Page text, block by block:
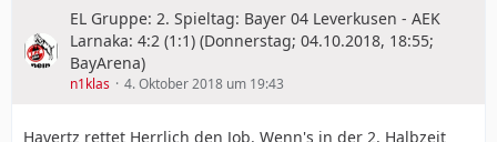
EL Gruppe: 2. Spieltag: Bayer 04 Leverkusen - AEK
Larnaka: 4:2 (1:1) (Donnerstag; 04.10.2018, 18:55;
BayArena)
n1klas 4. Oktober 2018 um 19:43
Havertz rettet Herrlich den Job. Wenn's in der 2. Halbzeit